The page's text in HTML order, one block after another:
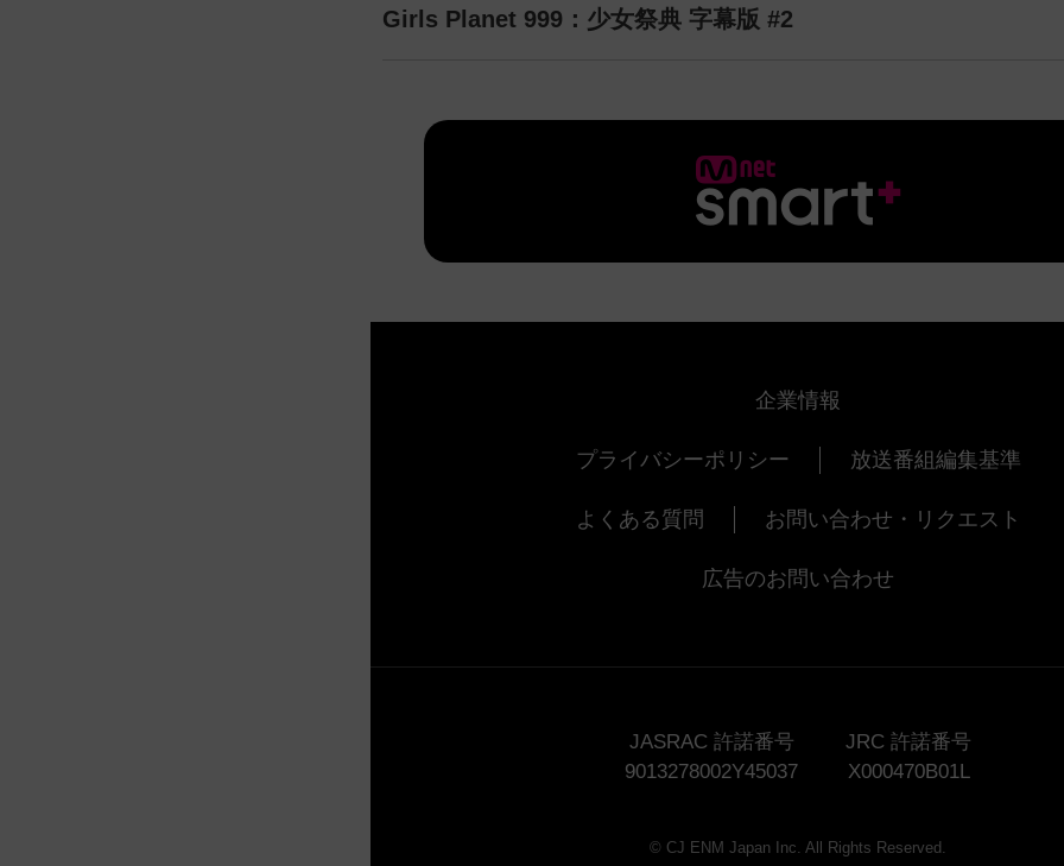
Girls Planet 999：少女祭典 字幕版 #2
企業情報
プライバシーポリシー 放送番組編集基準
よくある質問 お問い合わせ・リクエスト
広告のお問い合わせ
JASRAC 許諾番号
9013278002Y45037
JRC 許諾番号
X000470B01L
© CJ ENM Japan Inc. All Rights Reserved.